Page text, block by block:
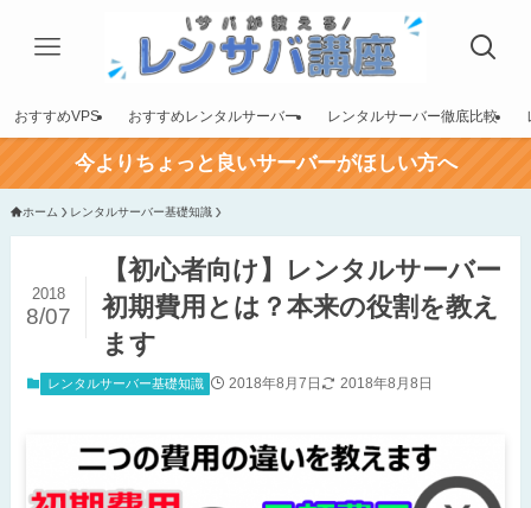
おすすめVPS おすすめレンタルサーバー レンタルサーバー徹底比較
今よりちょっと良いサーバーがほしい方へ
ホーム レンタルサーバー基礎知識
【初心者向け】レンタルサーバー
初期費用とは？本来の役割を教え
ます
2018
8/07
レンタルサーバー基礎知識 2018年8月7日 2018年8月8日